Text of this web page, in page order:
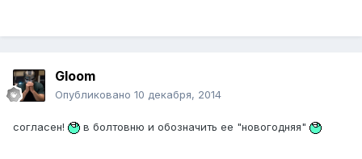
Gloom
Опубликовано 10 декабря, 2014
согласен! в болтовню и обозначить ее "новогодняя"